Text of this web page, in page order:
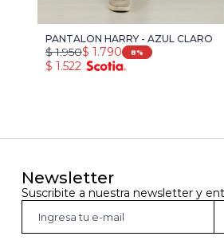
PANTALON HARRY - AZUL CLARO
$ 1.790
$ 1.950 8
$ 1.522
Newsletter
Suscribite a nuestra newsletter y